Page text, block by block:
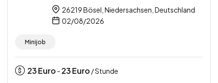
26219 Bösel, Niedersachsen, Deutschland
02/08/2026
Minijob
23Euro - 23Euro / Stunde